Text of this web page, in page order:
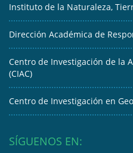
Instituto de la Naturaleza,
Dirección Académica de
Centro de Investigación de la
(CIAC)
Centro de Investigación en
SÍGUENOS EN: